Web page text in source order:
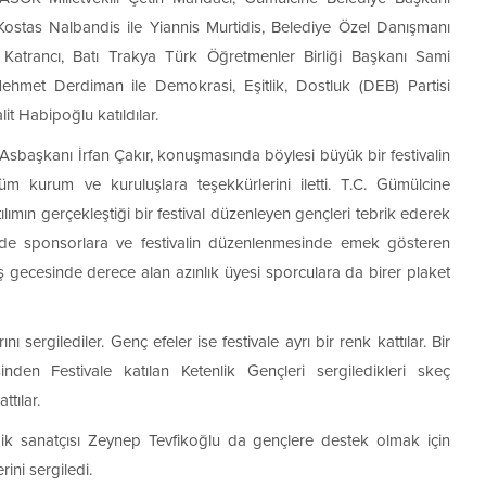
Nalbandis ile Yiannis Murtidis, Belediye Özel Danışmanı
Batı Trakya Türk Öğretmenler Birliği Başkanı Sami
Derdiman ile Demokrasi, Eşitlik, Dostluk (DEB) Partisi
Habipoğlu katıldılar.
İrfan Çakır, konuşmasında böylesi büyük bir festivalin
kurum ve kuruluşlara teşekkürlerini iletti. T.C. Gümülcine
gerçekleştiği bir festival düzenleyen gençleri tebrik ederek
sponsorlara ve festivalin düzenlenmesinde emek gösteren
derece alan azınlık üyesi sporculara da birer plaket
sergilediler. Genç efeler ise festivale ayrı bir renk kattılar. Bir
Festivale katılan Ketenlik Gençleri sergiledikleri skeç
sanatçısı Zeynep Tevfikoğlu da gençlere destek olmak için
sergiledi.